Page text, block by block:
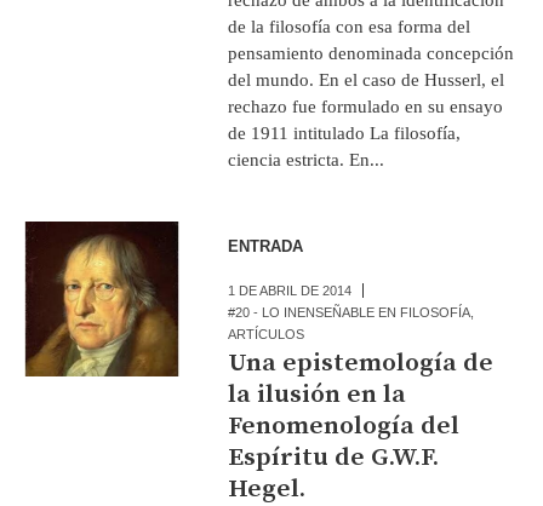
de la filosofía con esa forma del
pensamiento denominada concepción
del mundo. En el caso de Husserl, el
rechazo fue formulado en su ensayo
de 1911 intitulado La filosofía,
ciencia estricta. En...
ENTRADA
1 DE ABRIL DE 2014
#20 - LO INENSEÑABLE EN FILOSOFÍA
ARTÍCULOS
Una epistemología de
la ilusión en la
Fenomenología del
Espíritu de G.W.F.
Hegel.